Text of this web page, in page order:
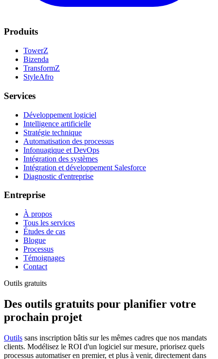
Produits
TowerZ
Bizenda
TransformZ
StyleAfro
Services
Développement logiciel
Intelligence artificielle
Stratégie technique
Automatisation des processus
Infonuagique et DevOps
Intégration des systèmes
Intégration et développement Salesforce
Diagnostic d'entreprise
Entreprise
À propos
Tous les services
Études de cas
Blogue
Processus
Témoignages
Contact
Outils gratuits
Des outils gratuits pour planifier votre
prochain projet
Outils sans inscription bâtis sur les mêmes cadres que nos mandats
clients. Modélisez le ROI d'un logiciel sur mesure, priorisez quels
processus automatiser en premier, et plus à venir, directement dans